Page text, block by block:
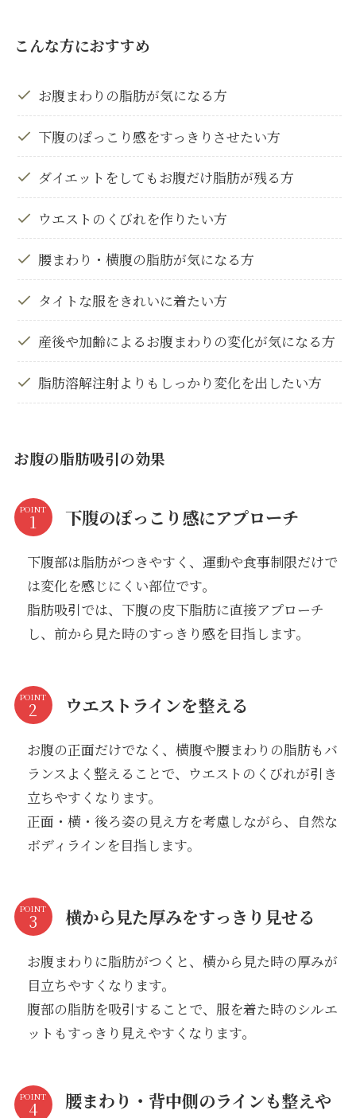
こんな方におすすめ
お腹まわりの脂肪が気になる方
下腹のぽっこり感をすっきりさせたい方
ダイエットをしてもお腹だけ脂肪が残る方
ウエストのくびれを作りたい方
腰まわり・横腹の脂肪が気になる方
タイトな服をきれいに着たい方
産後や加齢によるお腹まわりの変化が気になる方
脂肪溶解注射よりもしっかり変化を出したい方
お腹の脂肪吸引の効果
POINT 下腹のぽっこり感にアプローチ
下腹部は脂肪がつきやすく、運動や食事制限だけで
は変化を感じにくい部位です。
脂肪吸引では、下腹の皮下脂肪に直接アプローチ
し、前から見た時のすっきり感を目指します。
POINT ウエストラインを整える
お腹の正面だけでなく、横腹や腰まわりの脂肪もバ
ランスよく整えることで、ウエストのくびれが引き
立ちやすくなります。
正面・横・後ろ姿の見え方を考慮しながら、自然な
ボディラインを目指します。
POINT 横から見た厚みをすっきり見せる
お腹まわりに脂肪がつくと、横から見た時の厚みが
目立ちやすくなります。
腹部の脂肪を吸引することで、服を着た時のシルエ
ットもすっきり見えやすくなります。
POINT
腰まわり・背中側のラインも整えや